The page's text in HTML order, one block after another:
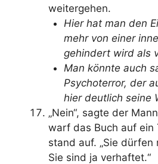
weitergehen.
Hier hat man den
mehr von einer
gehindert wird als
Man könnte auch
Psychoterror, der
hier deutlich seine
„Nein“, sagte der
warf das Buch auf ein
stand auf. „Sie dürfen
Sie sind ja verhaftet.“